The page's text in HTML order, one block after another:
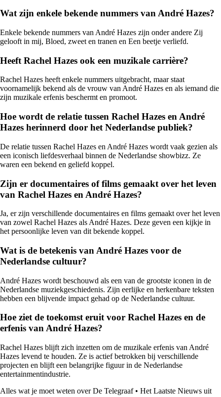
Wat zijn enkele bekende nummers van André Hazes?
Enkele bekende nummers van André Hazes zijn onder andere Zij
gelooft in mij, Bloed, zweet en tranen en Een beetje verliefd.
Heeft Rachel Hazes ook een muzikale carrière?
Rachel Hazes heeft enkele nummers uitgebracht, maar staat
voornamelijk bekend als de vrouw van André Hazes en als iemand die
zijn muzikale erfenis beschermt en promoot.
Hoe wordt de relatie tussen Rachel Hazes en André
Hazes herinnerd door het Nederlandse publiek?
De relatie tussen Rachel Hazes en André Hazes wordt vaak gezien als
een iconisch liefdesverhaal binnen de Nederlandse showbizz. Ze
waren een bekend en geliefd koppel.
Zijn er documentaires of films gemaakt over het leven
van Rachel Hazes en André Hazes?
Ja, er zijn verschillende documentaires en films gemaakt over het leven
van zowel Rachel Hazes als André Hazes. Deze geven een kijkje in
het persoonlijke leven van dit bekende koppel.
Wat is de betekenis van André Hazes voor de
Nederlandse cultuur?
André Hazes wordt beschouwd als een van de grootste iconen in de
Nederlandse muziekgeschiedenis. Zijn eerlijke en herkenbare teksten
hebben een blijvende impact gehad op de Nederlandse cultuur.
Hoe ziet de toekomst eruit voor Rachel Hazes en de
erfenis van André Hazes?
Rachel Hazes blijft zich inzetten om de muzikale erfenis van André
Hazes levend te houden. Ze is actief betrokken bij verschillende
projecten en blijft een belangrijke figuur in de Nederlandse
entertainmentindustrie.
Alles wat je moet weten over De Telegraaf• Het Laatste Nieuws uit